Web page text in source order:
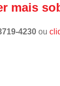
mais
4230 ou